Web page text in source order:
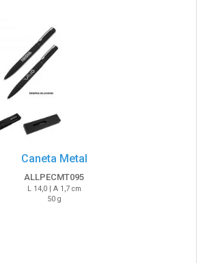
Caneta Metal
ALLPECMT095
L 14,0 | A 1,7 cm
50 g